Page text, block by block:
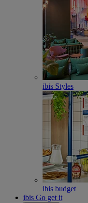
ibis Styles
ibis budget
ibis Go get it